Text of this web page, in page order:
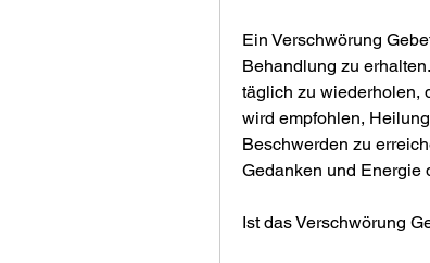
Ein Verschwörung
Behandlung zu
täglich zu wiederholen,
wird empfohlen,
Beschwerden zu
Gedanken und Energie
Ist das Verschwörung